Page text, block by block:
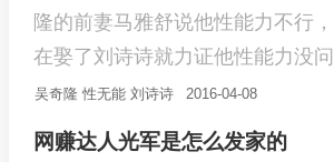
隆的前妻马雅舒说他性能力不行
在娶了刘诗诗就力证他性能力没
吴奇隆 性无能 刘诗诗 2016-04-08
网赚达人光军是怎么发家的